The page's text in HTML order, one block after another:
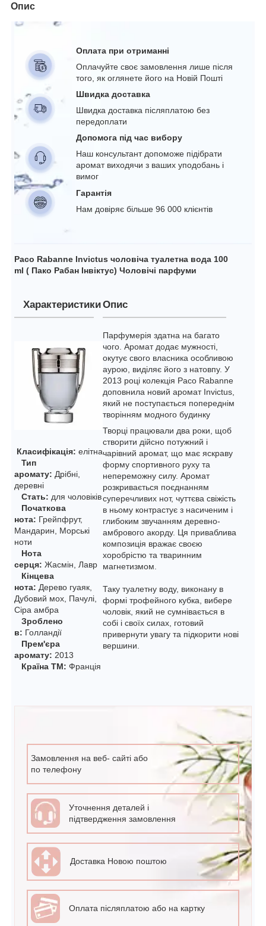
Опис
Оплата при отриманні
Оплачуйте своє замовлення лише після
того, як оглянете його на Новій Пошті
Швидка доставка
Швидка доставка післяплатою без
передоплати
Допомога під час вибору
Наш консультант допоможе підібрати
аромат виходячи з ваших уподобань і
вимог
Гарантія
Нам довіряє більше 96 000 клієнтів
Pаco Rabanne Invictus чоловіча туалетна вода 100
ml ( Пако Рабан Інвіктус) Чоловічі парфуми
Характеристики
Класифікація: елітна
Тип
аромату: Дрібні,
деревні
Стать: для чоловіків
Початкова
нота: Грейпфрут,
Мандарин, Морські
ноти
Нота
серця: Жасмін, Лавр
Кінцева
нота: Дерево гуаяк,
Дубовий мох, Пачулі,
Сіра амбра
Зроблено
в: Голландії
Прем'єра
аромату: 2013
Країна ТМ: Франція
Опис
Парфумерія здатна на багато
чого. Аромат додає мужності,
окутує свого власника особливою
аурою, виділяє його з натовпу. У
2013 році колекція Pаco Rabanne
доповнила новий аромат Invictus,
який не поступається попереднім
творінням модного будинку
Творці працювали два роки, щоб
створити дійсно потужний і
чарівний аромат, що має яскраву
форму спортивного руху та
непереможну силу. Аромат
розкривається поєднанням
суперечливих нот, чуттєва свіжість
в ньому контрастує з насиченим і
глибоким звучанням деревно-
амбрового акорду. Ця приваблива
композиція вражає своєю
хоробрістю та тваринним
магнетизмом.
Таку туалетну воду, виконану в
формі трофейного кубка, вибере
чоловік, який не сумнівається в
собі і своїх силах, готовий
привернути увагу та підкорити нові
вершини.
Замовлення на веб- сайті або
по телефону
Уточнення деталей і
підтвердження замовлення
Доставка Новою поштою
Оплата післяплатою або на картку